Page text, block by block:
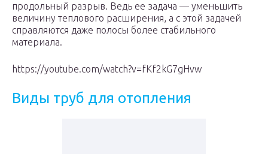
продольный разрыв. Ведь ее задача — уменьшить
величину теплового расширения, а с этой задачей
справляются даже полосы более стабильного
материала.
https://youtube.com/watch?v=fKf2kG7gHvw
Виды труб для отопления